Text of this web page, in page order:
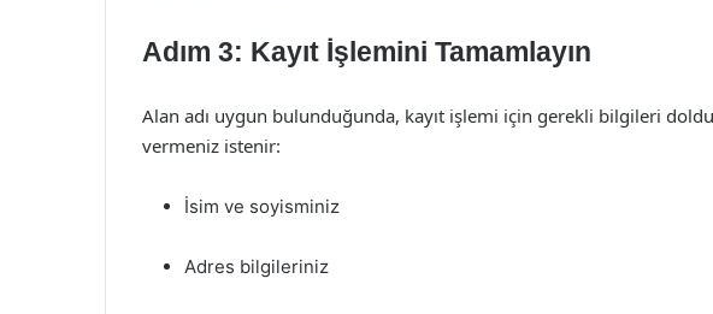
Adım 3: Kayıt İşlemini Tamamlayın
Alan adı uygun bulunduğunda, kayıt işlemi için gerekli bilgileri
vermeniz istenir:
İsim ve soyisminiz
Adres bilgileriniz